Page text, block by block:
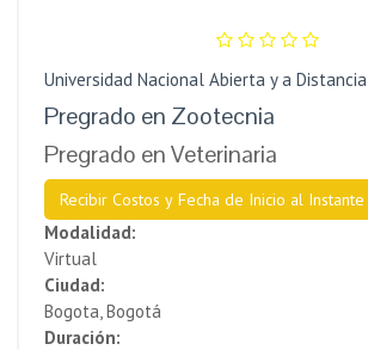
Universidad Nacional Abierta y a Distancia
Pregrado en Zootecnia
Pregrado en Veterinaria
Recibir Costos y Fecha de Inicio al Instante
Modalidad:
Virtual
Ciudad:
Bogota, Bogotá
Duración: